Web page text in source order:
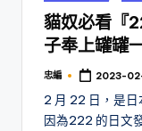
in
貓奴必看『
子奉上罐罐
Posted
忠編 2023-
2 月 22 日，是日
因為222 的日文